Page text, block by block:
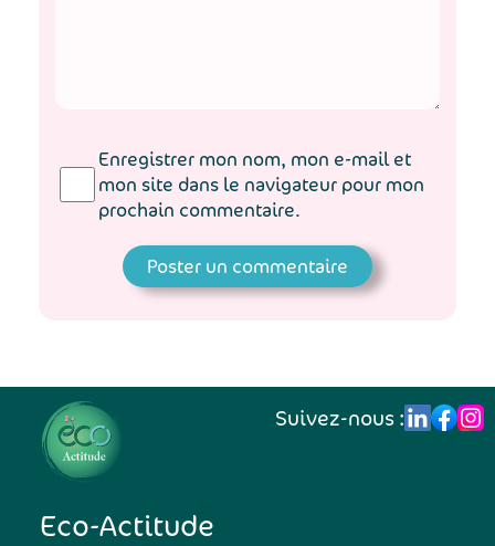
Enregistrer mon nom, mon e-mail et
mon site dans le navigateur pour mon
prochain commentaire.
Eco-Actitude
Suivez-nous :